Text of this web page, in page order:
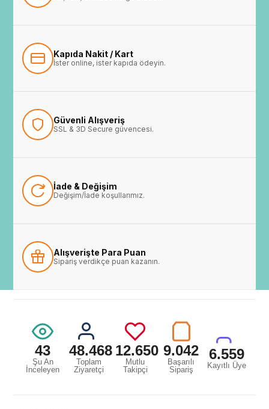
Kapıda Nakit / Kart
İster online, ister kapıda ödeyin.
Güvenli Alışveriş
SSL & 3D Secure güvencesi.
İade & Değişim
Değişim/İade koşullarımız.
Alışverişte Para Puan
Sipariş verdikçe puan kazanın.
43
Şu An
İnceleyen
48.468
Toplam
Ziyaretçi
12.650
Mutlu
Takipçi
9.042
Başarılı
Sipariş
6.559
Kayıtlı Üye